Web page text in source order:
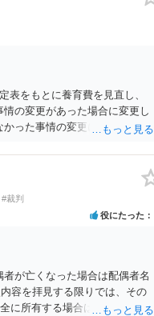
表をもとに養育費を見直し、
の変更があった場合に変更し
った事情の変更により双方協
思うのですが違うのでしょう
変更するので毎年見直すこと
#裁判
役にたった
が亡くなった場合は配偶者名
容を拝見する限りでは、その
に所有する場合は、他の相続